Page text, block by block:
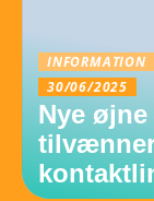
INFORMATION
30/06/2025
Nye